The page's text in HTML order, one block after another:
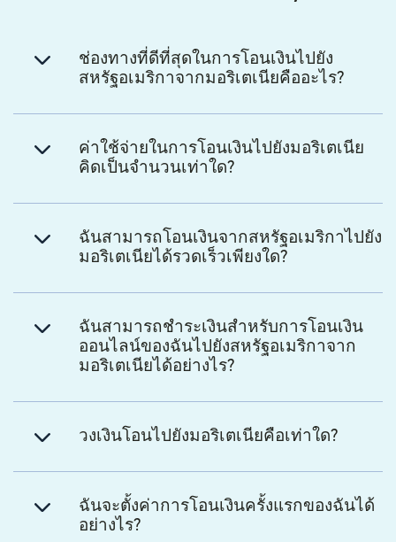
ช่องทางที่ดีที่สุดในการโอนเงินไปยัง
สหรัฐอเมริกาจากมอริเตเนียคืออะไร?
ค่าใช้จ่ายในการโอนเงินไปยังมอริเตเนีย
คิดเป็นจำนวนเท่าใด?
ฉันสามารถโอนเงินจากสหรัฐอเมริกาไปยัง
มอริเตเนียได้รวดเร็วเพียงใด?
ฉันสามารถชำระเงินสำหรับการโอนเงิน
ออนไลน์ของฉันไปยังสหรัฐอเมริกาจาก
มอริเตเนียได้อย่างไร?
วงเงินโอนไปยังมอริเตเนียคือเท่าใด?
ฉันจะตั้งค่าการโอนเงินครั้งแรกของฉันได้
อย่างไร?